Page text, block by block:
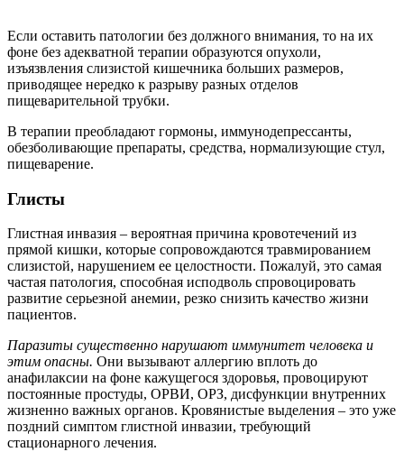
Если оставить патологии без должного внимания, то на их
фоне без адекватной терапии образуются опухоли,
изъязвления слизистой кишечника больших размеров,
приводящее нередко к разрыву разных отделов
пищеварительной трубки.
В терапии преобладают гормоны, иммунодепрессанты,
обезболивающие препараты, средства, нормализующие стул,
пищеварение.
Глисты
Глистная инвазия – вероятная причина кровотечений из
прямой кишки, которые сопровождаются травмированием
слизистой, нарушением ее целостности. Пожалуй, это самая
частая патология, способная исподволь спровоцировать
развитие серьезной анемии, резко снизить качество жизни
пациентов.
Паразиты существенно нарушают иммунитет человека и
этим опасны. Они вызывают аллергию вплоть до
анафилаксии на фоне кажущегося здоровья, провоцируют
постоянные простуды, ОРВИ, ОРЗ, дисфункции внутренних
жизненно важных органов. Кровянистые выделения – это уже
поздний симптом глистной инвазии, требующий
стационарного лечения.